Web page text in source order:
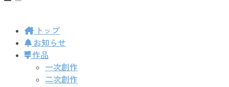
トップ
お知らせ
作品
一次創作
二次創作